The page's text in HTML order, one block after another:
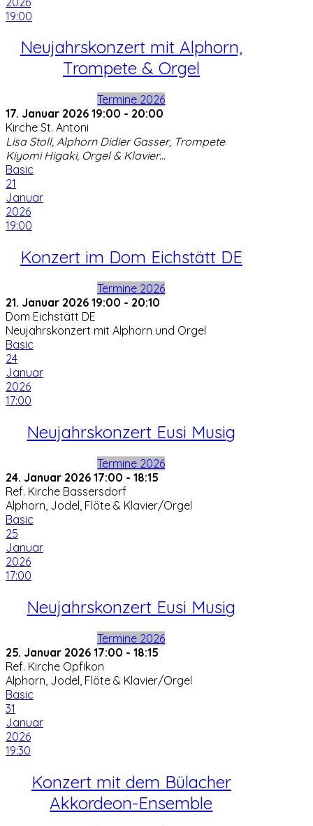
19:00
Neujahrskonzert mit Alphorn,
Trompete & Orgel
Termine 2026
17. Januar 2026 19:00 - 20:00
Kirche St. Antoni
Lisa Stoll, Alphorn Didier Gasser, Trompete
Kiyomi Higaki, Orgel & Klavier...
Basic
21
Januar
2026
19:00
Konzert im Dom Eichstätt DE
Termine 2026
21. Januar 2026 19:00 - 20:10
Dom Eichstätt DE
Neujahrskonzert mit Alphorn und Orgel
Basic
24
Januar
2026
17:00
Neujahrskonzert Eusi Musig
Termine 2026
24. Januar 2026 17:00 - 18:15
Ref. Kirche Bassersdorf
Alphorn, Jodel, Flöte & Klavier/Orgel
Basic
25
Januar
2026
17:00
Neujahrskonzert Eusi Musig
Termine 2026
25. Januar 2026 17:00 - 18:15
Ref. Kirche Opfikon
Alphorn, Jodel, Flöte & Klavier/Orgel
Basic
31
Januar
2026
19:30
Konzert mit dem Bülacher
Akkordeon-Ensemble